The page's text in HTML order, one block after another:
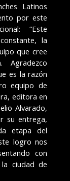
Latinos
por este
“Este
la
que cree
es la razón
equipo de
editora en
Alvarado,
su entrega,
etapa del
logro nos
con
ciudad de